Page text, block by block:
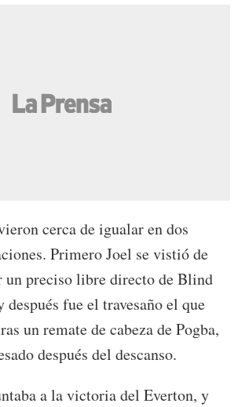
cerca de igualar en dos
Primero Joel se vistió de
un preciso libre directo de Blind
fue el travesaño el que
un remate de cabeza de Pogba,
después del descanso.
a la victoria del Everton, y